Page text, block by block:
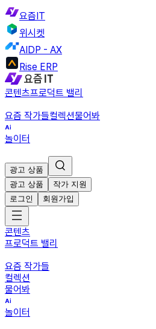
요즘IT
위시켓
AIDP - AX
Rise ERP
콘텐츠프로덕트 밸리
요즘 작가들컬렉션물어봐
놀이터
광고 상품
광고 상품
작가 지원
로그인
회원가입
콘텐츠
프로덕트 밸리
요즘 작가들
컬렉션
물어봐
놀이터